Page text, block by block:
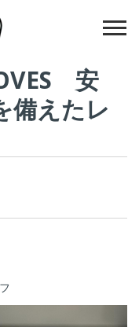
安
備えたレ